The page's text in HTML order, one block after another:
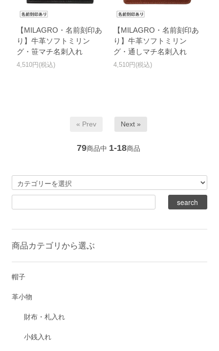
【MILAGRO・名前刻印あ
り】牛革ソフトミリン
グ・笹マチ名刺入れ
4,510円(税込)
【MILAGRO・名前刻印あ
り】牛革ソフトミリン
グ・通しマチ名刺入れ
4,510円(税込)
« Prev Next »
79商品中 1-18商品
商品カテゴリから選ぶ
帽子
革小物
財布・札入れ
小銭入れ